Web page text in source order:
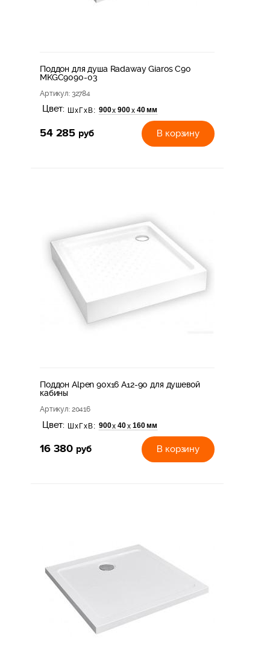
Поддон для душа Radaway Giaros C90
MKGC9090-03
Артикул: 32784
Цвет: ШхГхВ: 900х 900х 40 мм
54 285 руб В корзину
Поддон Alpen 90x16 A12-90 для душевой
кабины
Артикул: 20416
Цвет: ШхГхВ: 900х 40х 160 мм
16 380 руб В корзину